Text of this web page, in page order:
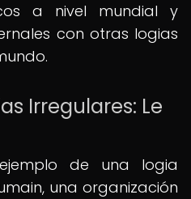
a nivel mundial y
con otras logias
Irregulares: Le
de una logia
una organización